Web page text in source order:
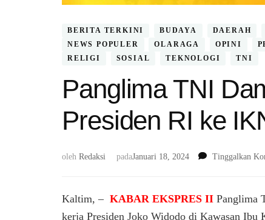
BERITA TERKINI BUDAYA DAERAH
NEWS POPULER
OLARAGA OPINI
RELIGI
SOSIAL TEKNOLOGI TNI
Panglima TNI
Presiden RI ke
oleh Redaksi padaJanuari 18, 2024 Tinggalkan
Kaltim, – KABAR EKSPRES II Panglima
kerja Presiden Joko Widodo di Kawasan Ibu